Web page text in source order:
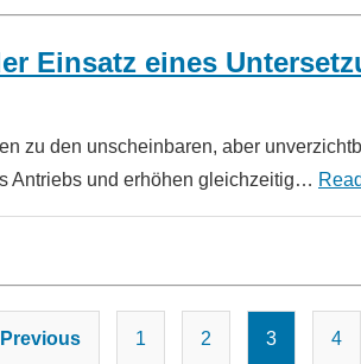
Einsatz eines
zu den unscheinbaren, aber
Antriebs und erhöhen gleichzeitig…
Previous 1 2 3 4